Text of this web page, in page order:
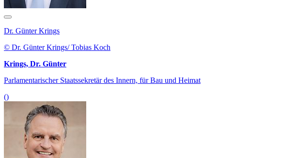
Dr. Günter Krings
© Dr. Günter Krings/ Tobias Koch
Krings, Dr. Günter
Parlamentarischer Staatssekretär des Innern, für Bau und Heimat
()